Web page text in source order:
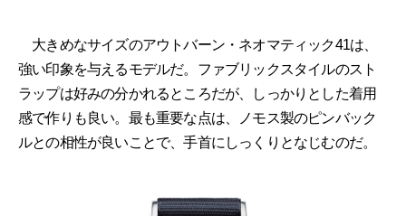
大きめなサイズのアウトバーン・ネオマティック41は、
強い印象を与えるモデルだ。ファブリックスタイルのスト
ラップは好みの分かれるところだが、しっかりとした着用
感で作りも良い。最も重要な点は、ノモス製のピンバック
ルとの相性が良いことで、手首にしっくりとなじむのだ。